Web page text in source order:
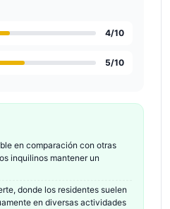
4/10
5/10
en comparación con otras
inquilinos mantener un
donde los residentes suelen
en diversas actividades